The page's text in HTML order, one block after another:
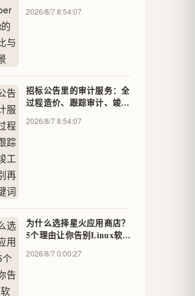
2026/8/7 8:54:07
招标公告里的审计服务：全
过程造价、跟踪审计、竣工
2026/8/7 8:54:07
为什么选择星火应用商店？
5个理由让你告别Linux软件
2026/8/7 0:00:27